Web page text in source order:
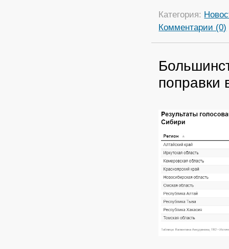
Категория:
Комментарии (0)
поправки